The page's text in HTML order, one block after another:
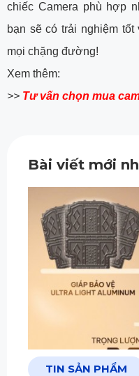
chiếc Camera phù hợp
bạn sẽ có trải nghiệm
mọi chặng đường!
Xem thêm:
>> Tư vấn chọn mua
Bài viết mới
TIN SẢN PHẨM